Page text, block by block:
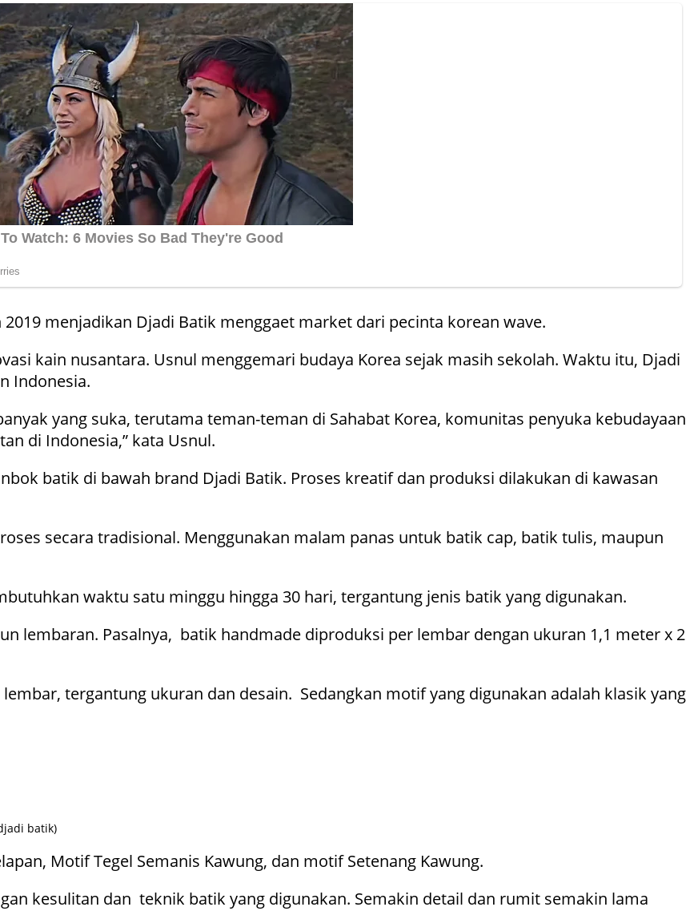
menjadikan Djadi Batik menggaet market dari pecinta korean wave.
kain nusantara. Usnul menggemari budaya Korea sejak masih sekolah. Waktu itu, Djadi
Indonesia.
yang suka, terutama teman-teman di Sahabat Korea, komunitas penyuka kebudayaan
di Indonesia,” kata Usnul.
batik di bawah brand Djadi Batik. Proses kreatif dan produksi dilakukan di kawasan
secara tradisional. Menggunakan malam panas untuk batik cap, batik tulis, maupun
waktu satu minggu hingga 30 hari, tergantung jenis batik yang digunakan.
lembaran. Pasalnya, batik handmade diproduksi per lembar dengan ukuran 1,1 meter x 2
tergantung ukuran dan desain. Sedangkan motif yang digunakan adalah klasik yang
batik)
Motif Tegel Semanis Kawung, dan motif Setenang Kawung.
kesulitan dan teknik batik yang digunakan. Semakin detail dan rumit semakin lama